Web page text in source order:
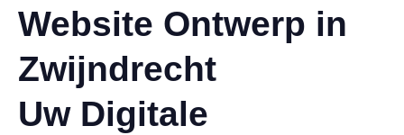
Website Ontwerp in
Zwijndrecht
Uw Digitale